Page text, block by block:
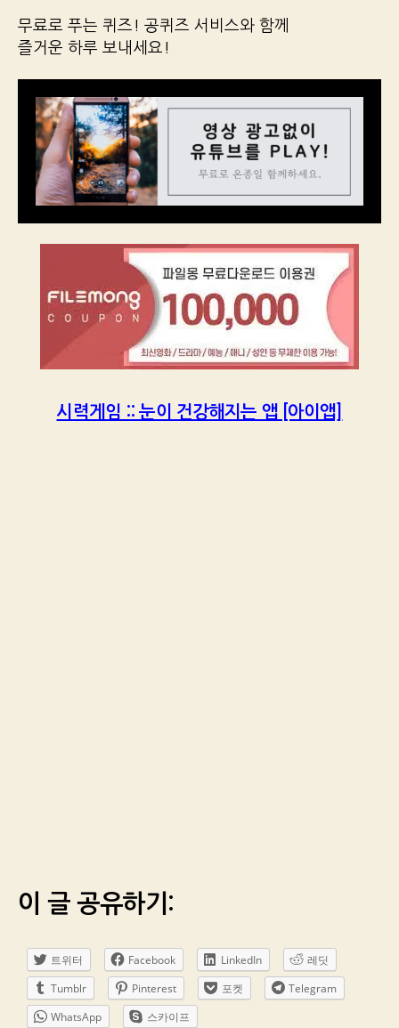
무료로 푸는 퀴즈! 공퀴즈 서비스와 함께
즐거운 하루 보내세요!
시력게임 :: 눈이 건강해지는 앱 [아이앱]
이 글 공유하기:
트위터 Facebook LinkedIn
레딧
Tumblr
Pinterest 포켓
Telegram
WhatsApp
스카이프